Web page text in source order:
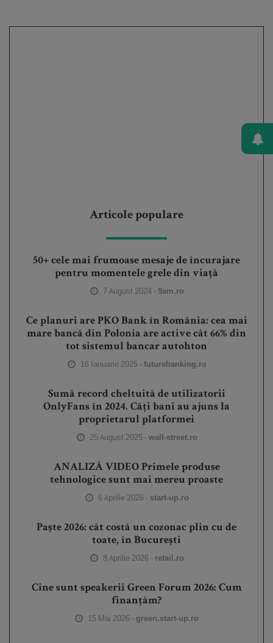
Articole populare
50+ cele mai frumoase mesaje de încurajare
pentru momentele grele din viață
7 August 2024 -9am.ro
Ce planuri are PKO Bank în România: cea mai
mare bancă din Polonia are active cât 66% din
tot sistemul bancar autohton
16 Ianuarie 2025 -futurebanking.ro
Sumă record cheltuită de utilizatorii
OnlyFans în 2024. Câți bani au ajuns la
proprietarul platformei
25 August 2025 -wall-street.ro
ANALIZĂ VIDEO Primele produse
tehnologice sunt mai mereu proaste
6 Aprilie 2026 - start-up.ro
Paște 2026: cât costă un cozonac plin cu de
toate, în București
8 Aprilie 2026 - retail.ro
Cine sunt speakerii Green Forum 2026: Cum
finanțăm?
15 Mai 2026 - green.start-up.ro